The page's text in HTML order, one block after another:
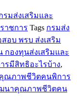
มส่งเสริมและ
าชการ Tags กรมส่ง
อบ พรบ ส่งเสริม
กองทุนส่งเสริมและ
รมีสิทธิอะไรบ้าง,
ณภาพชีวิตคนพิการ
ฒนาคุณภาพชีวิตคน